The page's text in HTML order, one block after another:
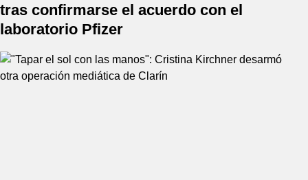
tras confirmarse el acuerdo con el
laboratorio Pfizer